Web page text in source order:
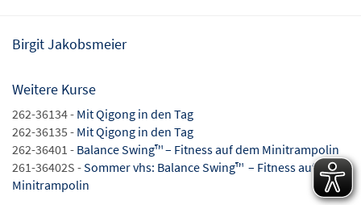
Birgit Jakobsmeier
Weitere Kurse
262-36134 - Mit Qigong in den Tag
262-36135 - Mit Qigong in den Tag
262-36401 - Balance Swing™ – Fitness auf dem Minitrampolin
261-36402S -Sommer vhs: Balance Swing™ – Fitness auf dem
Minitrampolin